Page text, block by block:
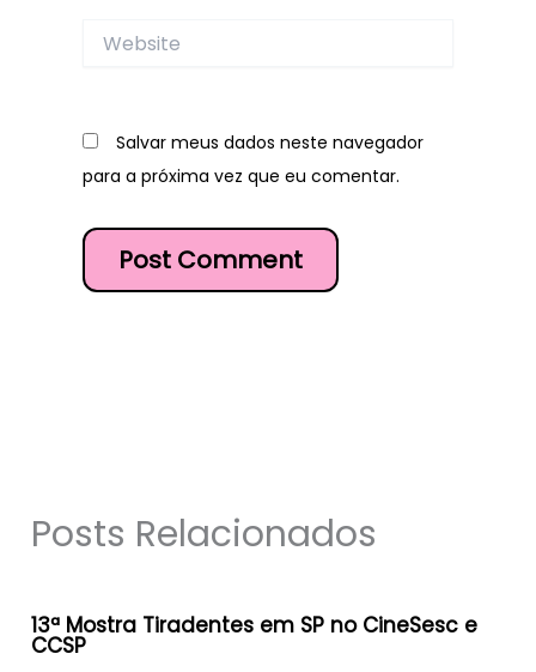
Website
Salvar meus dados neste navegador
para a próxima vez que eu comentar.
Posts Relacionados
13ª Mostra Tiradentes em SP no CineSesc e
CCSP